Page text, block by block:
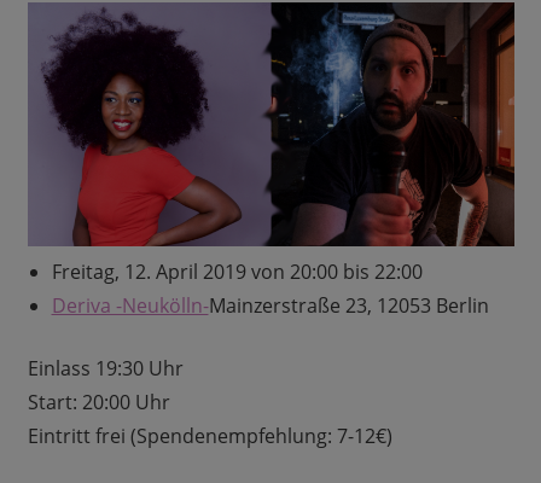
Freitag, 12. April 2019 von 20:00 bis 22:00
Deriva -Neukölln-Mainzerstraße 23, 12053 Berlin
Einlass 19:30 Uhr
Start: 20:00 Uhr
Eintritt frei (Spendenempfehlung: 7-12€)